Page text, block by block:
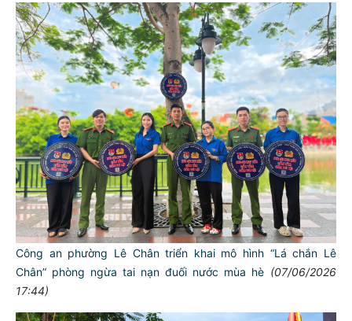
Công an xã Bắc Thanh Miện tham gia Lễ phát động phong
trào thi đua “Toàn dân chung tay bảo vệ môi trường, vì một
Hải Phòng xanh - sạch - đẹp” (08/06/2026 11:12)